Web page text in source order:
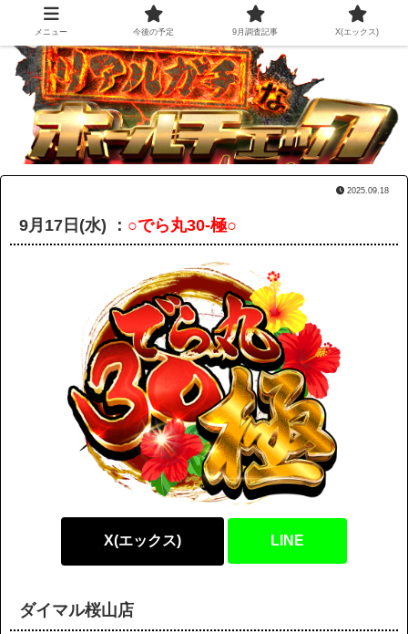
2025.09.18
9月17日(水) ： ○でら丸30-極○
X(エックス) LINE
ダイマル桜山店
メニュー 今後の予定 9月調査記事 X(エックス)